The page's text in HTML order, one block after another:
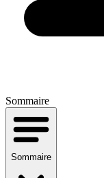
Sommaire
Sommaire